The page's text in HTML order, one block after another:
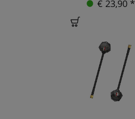
€ 23,90 *